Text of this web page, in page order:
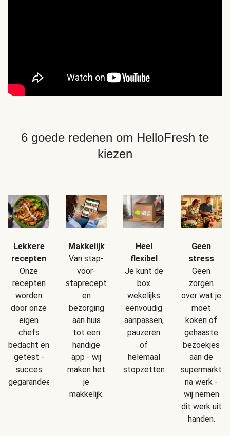
6 goede redenen om HelloFresh te
kiezen
Lekkere
recepten
Onze
recepten
worden
door onze
eigen
chefs
bedacht en
getest -
succes
gegarandeerd!
Makkelijk
Van stap-
voor-
staprecepten
en
bezorging
aan huis
tot een
handige
app - wij
maken het
je
makkelijk.
Heel
flexibel
Je kunt de
box
wekelijks
eenvoudig
aanpassen,
pauzeren
of
helemaal
stopzetten.
Geen
stress
Geen
zorgen
over wat je
moet
koken of
gehaaste
bezoekjes
aan de
supermarkt
na werk -
wij nemen
dit werk uit
handen.